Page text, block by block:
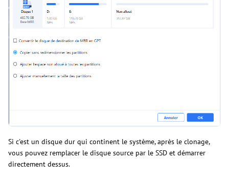
Si c'est un disque dur qui continent le système, après le clonage,
vous pouvez remplacer le disque source par le SSD et démarrer
directement dessus.